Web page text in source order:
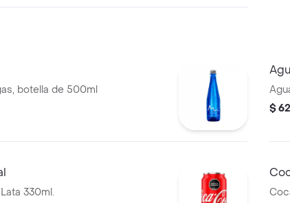
botella de 500ml
$
330ml.